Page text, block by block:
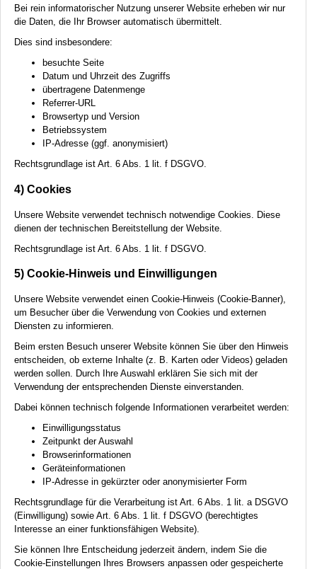
Bei rein informatorischer Nutzung unserer Website erheben wir nur
die Daten, die Ihr Browser automatisch übermittelt.
Dies sind insbesondere:
besuchte Seite
Datum und Uhrzeit des Zugriffs
übertragene Datenmenge
Referrer-URL
Browsertyp und Version
Betriebssystem
IP-Adresse (ggf. anonymisiert)
Rechtsgrundlage ist Art. 6 Abs. 1 lit. f DSGVO.
4) Cookies
Unsere Website verwendet technisch notwendige Cookies. Diese
dienen der technischen Bereitstellung der Website.
Rechtsgrundlage ist Art. 6 Abs. 1 lit. f DSGVO
5) Cookie-Hinweis und Einwilligungen
Unsere Website verwendet einen Cookie-Hinweis (Cookie-Banner),
um Besucher über die Verwendung von Cookies und externen
Diensten zu informieren.
Beim ersten Besuch unserer Website können Sie über den Hinweis
entscheiden, ob externe Inhalte (z. B. Karten oder Videos) geladen
werden sollen. Durch Ihre Auswahl erklären Sie sich mit der
Verwendung der entsprechenden Dienste einverstanden.
Dabei können technisch folgende Informationen verarbeitet werden:
Einwilligungsstatus
Zeitpunkt der Auswahl
Browserinformationen
Geräteinformationen
IP-Adresse in gekürzter oder anonymisierter Form
Rechtsgrundlage für die Verarbeitung ist Art. 6 Abs. 1 lit. a DSGVO
(Einwilligung) sowie Art. 6 Abs. 1 lit. f DSGVO (berechtigtes
Interesse an einer funktionsfähigen Website).
Sie können Ihre Entscheidung jederzeit ändern, indem Sie die
Cookie-Einstellungen Ihres Browsers anpassen oder gespeicherte